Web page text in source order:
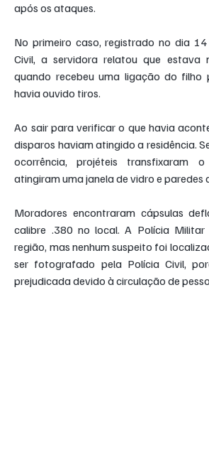
após os ataques.
No primeiro caso, registrado no dia
Civil, a servidora relatou que estava
quando recebeu uma ligação do filho
havia ouvido tiros.
Ao sair para verificar o que havia
disparos haviam atingido a residência.
ocorrência, projéteis transfixaram
atingiram uma janela de vidro e paredes
Moradores encontraram cápsulas
calibre .380 no local. A Polícia Militar
região, mas nenhum suspeito foi
ser fotografado pela Polícia Civil,
prejudicada devido à circulação de